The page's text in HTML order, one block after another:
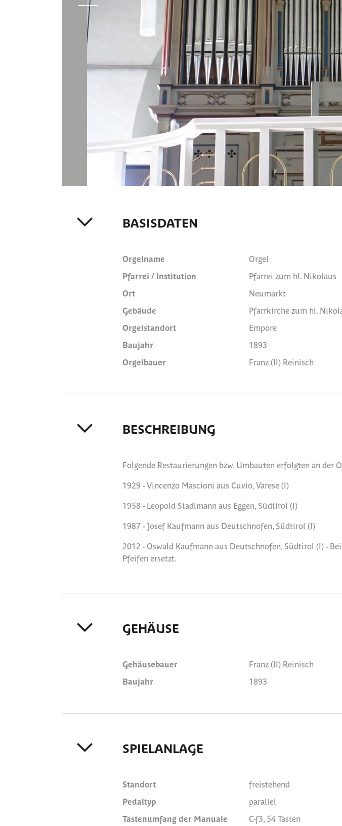
BASISDATEN
Orgelname
Orgel
Pfarrei / Institution
Pfarrei zum hl. Nikolaus
Ort
Neumarkt
Gebäude
Pfarrkirche zum hl.
Orgelstandort
Empore
Baujahr
1893
Orgelbauer
Franz (II) Reinisch
BESCHREIBUNG
Folgende Restaurierungen bzw. Umbauten erfolgten an der
1929 - Vincenzo Mascioni aus Cuvio, Varese (I)
1958 - Leopold Stadlmann aus Eggen, Südtirol (I)
1987 - Josef Kaufmann aus Deutschnofen, Südtirol (I)
2012 - Oswald Kaufmann aus Deutschnofen, Südtirol (I) -
Pfeifen ersetzt.
GEHÄUSE
Gehäusebauer
Franz (II) Reinisch
Baujahr
1893
SPIELANLAGE
Standort
freistehend
Pedaltyp
parallel
Tastenumfang der Manuale
C-f3, 54 Tasten